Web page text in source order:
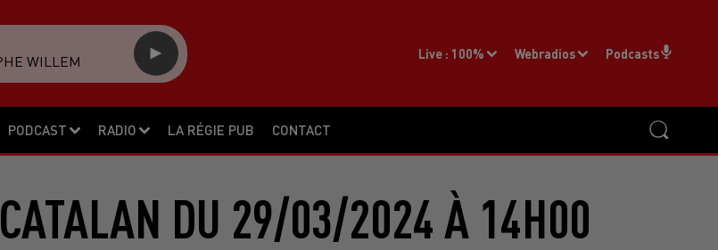
PODCAST RADIO LA RÉGIE PUB CONTACT
Live : 100% Webradios Podcasts
WILLEM
DU 29/03/2024 À 14H00